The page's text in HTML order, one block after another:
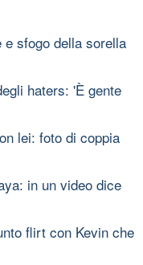
e sfogo della sorella
haters: 'È gente
lei: foto di coppia
in un video dice
flirt con Kevin che